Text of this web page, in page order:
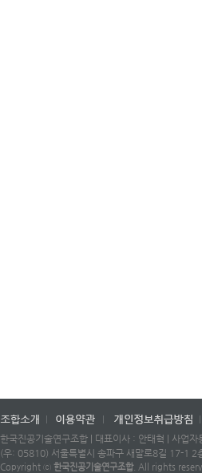
한국진공기술연구조합 | 대표이사 : 안태혁 | 사
(우: 05810) 서울특별시 송파구 새말로8길 17-1 2
Copyright ⓒ 한국진공기술연구조합. All rights